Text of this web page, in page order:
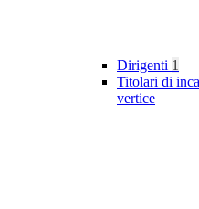
Dirigenti 1
Titolari di
vertice